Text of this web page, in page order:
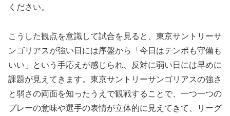
ください。
こうした観点を意識して試合を見ると、東京サントリーサ
ンゴリアスが強い日には序盤から「今日はテンポも守備も
いい」という手応えが感じられ、反対に弱い日には早めに
課題が見えてきます。東京サントリーサンゴリアスの強さ
と弱さの両面を知ったうえで観戦することで、一つ一つの
プレーの意味や選手の表情が立体的に見えてきて、リーグ